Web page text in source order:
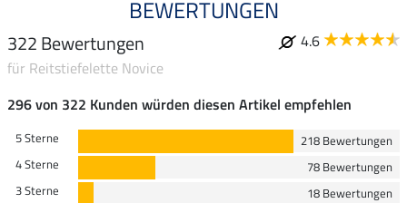
BEWERTUNGEN
322 Bewertungen
4.6
für Reitstiefelette Novice
296 von 322 Kunden würden diesen Artikel empfehlen
5 Sterne
218 Bewertungen
4 Sterne
78 Bewertungen
3 Sterne
18 Bewertungen